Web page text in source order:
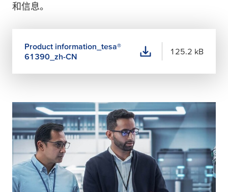
和信息。
Product information_ tesa®
61390_zh-CN
125.2 kB